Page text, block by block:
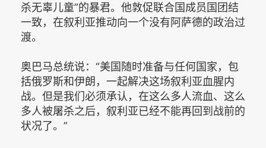
杀无辜儿童”的暴君。他敦促联合国成员国团结
一致，在叙利亚推动向一个没有阿萨德的政治过
渡。
奥巴马总统说：“美国随时准备与任何国家，包
括俄罗斯和伊朗，一起解决这场叙利亚血腥内
战。但是我们必须承认，在这么多人流血、这么
多人被屠杀之后，叙利亚已经不能再回到战前的
状况了。”